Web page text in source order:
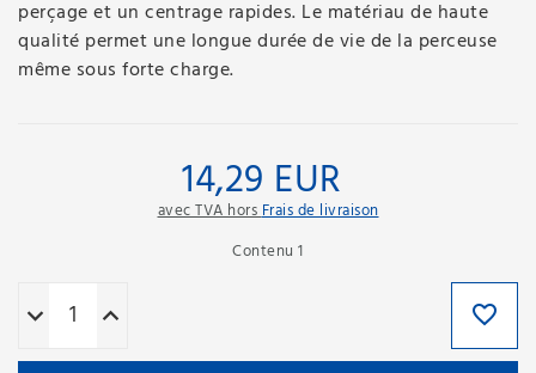
perçage et un centrage rapides. Le matériau de haute
qualité permet une longue durée de vie de la perceuse
même sous forte charge.
14,29 EUR
avec TVA horsFrais de livraison
Contenu1